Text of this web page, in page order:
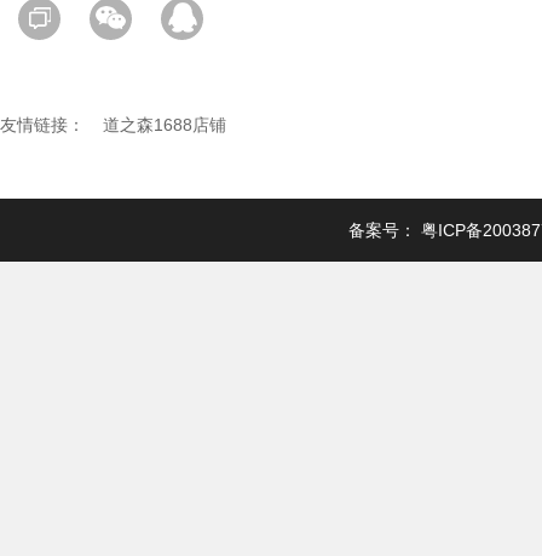
友情链接： 道之森1688店铺
备案号： 粤ICP备